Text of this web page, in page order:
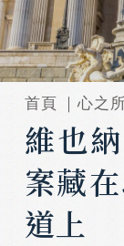
首頁 ｜心之
維也
案藏
道上